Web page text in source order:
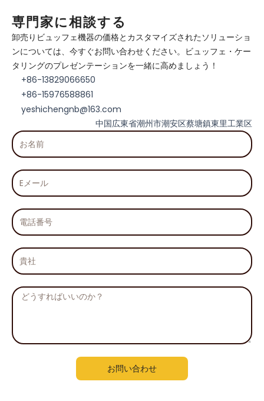
専門家に相談する
卸売りビュッフェ機器の価格とカスタマイズされたソリューショ
ンについては、今すぐお問い合わせください。ビュッフェ・ケー
タリングのプレゼンテーションを一緒に高めましょう！
+86-13829066650
+86-15976588861
yeshichengnb@163.com
中国広東省潮州市潮安区蔡塘鎮東里工業区
お
名
E
メ
ル
電
話
号
貴
社
メ
ジ
お問い合わせ